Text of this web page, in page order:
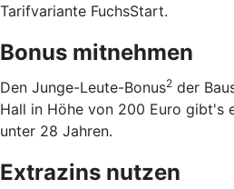
Tarifvariante FuchsStart.
Bonus mitnehmen
Den Junge-Leute-Bonus2 der
Hall in Höhe von 200 Euro gibt's
unter 28 Jahren.
Extrazins nutzen